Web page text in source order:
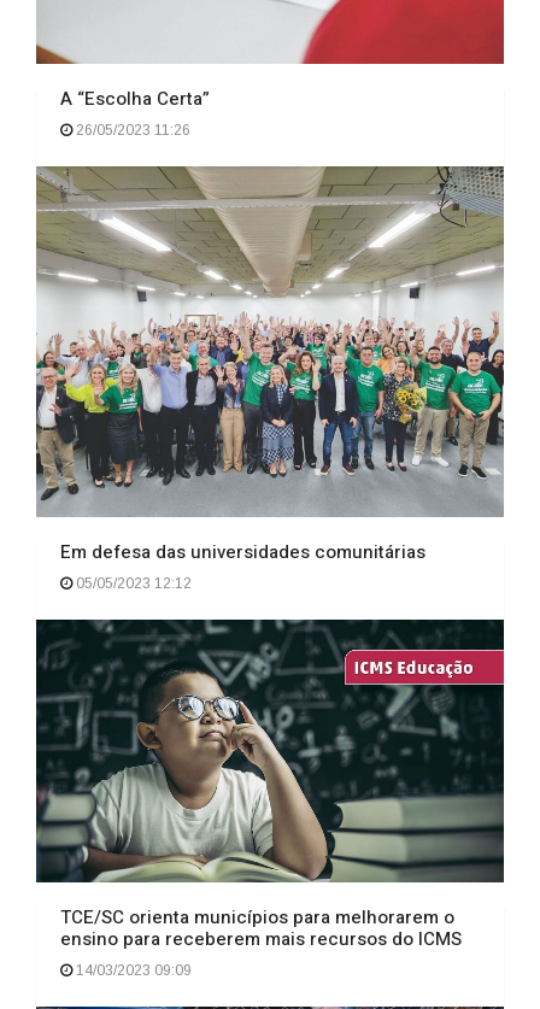
A “Escolha Certa”
26/05/2023 11:26
Em defesa das universidades comunitárias
05/05/2023 12:12
TCE/SC orienta municípios para melhorarem o
ensino para receberem mais recursos do ICMS
14/03/2023 09:09